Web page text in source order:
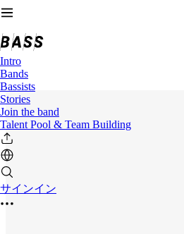
Intro
Bands
Bassists
Stories
Join the band
Talent Pool & Team Building
サインイン